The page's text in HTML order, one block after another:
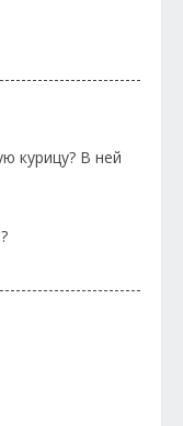
курицу? В ней